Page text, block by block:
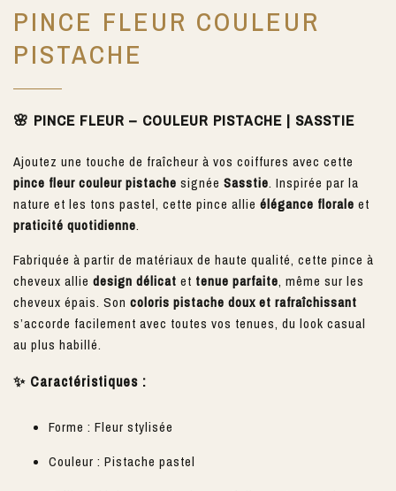
PINCE FLEUR COULEUR
PISTACHE
🌸 PINCE FLEUR – COULEUR PISTACHE | SASSTIE
Ajoutez une touche de fraîcheur à vos coiffures avec cette
pince fleur couleur pistache signée Sasstie. Inspirée par la
nature et les tons pastel, cette pince allie élégance florale et
praticité quotidienne.
Fabriquée à partir de matériaux de haute qualité, cette pince à
cheveux allie design délicat et tenue parfaite, même sur les
cheveux épais. Son coloris pistache doux et rafraîchissant
s’accorde facilement avec toutes vos tenues, du look casual
au plus habillé.
✨ Caractéristiques :
Forme : Fleur stylisée
Couleur : Pistache pastel